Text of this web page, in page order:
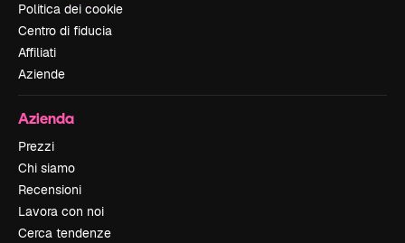
Politica dei cookie
Centro di fiducia
Affiliati
Aziende
Azienda
Prezzi
Chi siamo
Recensioni
Lavora con noi
Cerca tendenze